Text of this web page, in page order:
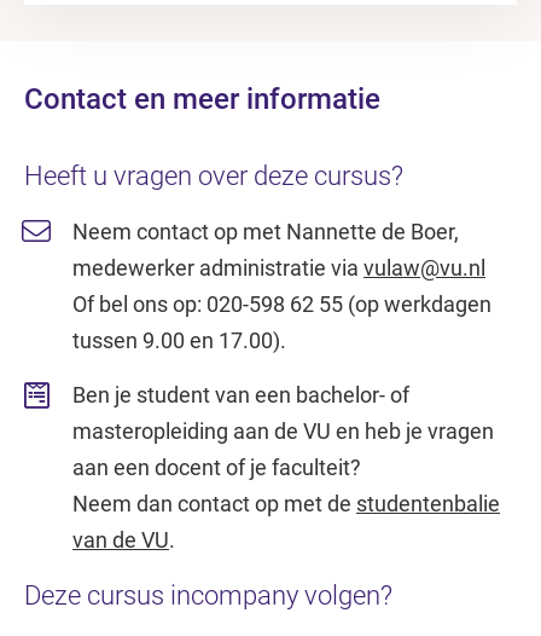
Contact en meer informatie
Heeft u vragen over deze cursus?
Neem contact op met Nannette de Boer,
medewerker administratie via vulaw@vu.nl
Of bel ons op: 020-598 62 55 (op werkdagen
tussen 9.00 en 17.00).
Ben je student van een bachelor- of
masteropleiding aan de VU en heb je vragen
aan een docent of je faculteit?
Neem dan contact op met de studentenbalie
van de VU.
Deze cursus incompany volgen?